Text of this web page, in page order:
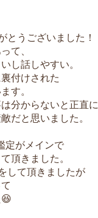
とうございました！
て、
し話しやすい。
付けされた
す。
分からないと正直に
だと思いました。
定がメインで
頂きました。
して頂きましたが